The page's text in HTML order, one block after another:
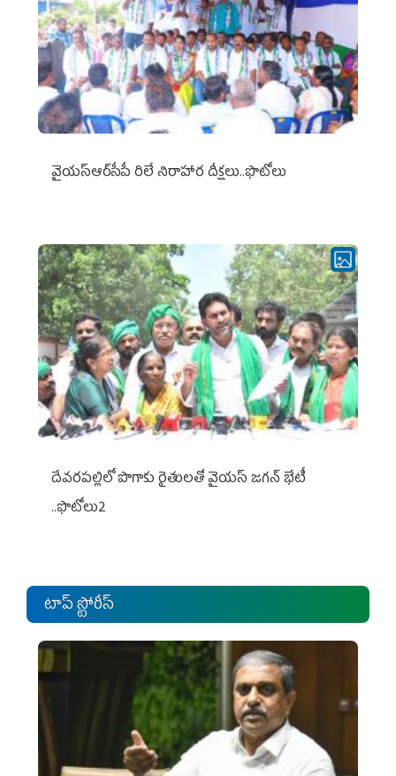
వైయ‌స్ఆర్‌సీపీ రిలే నిరాహార దీక్షలు..ఫొటోలు
దేవరపల్లిలో పొగాకు రైతులతో వైయస్ జగన్ భేటీ
..ఫొటోలు2
టాప్ స్టోరీస్